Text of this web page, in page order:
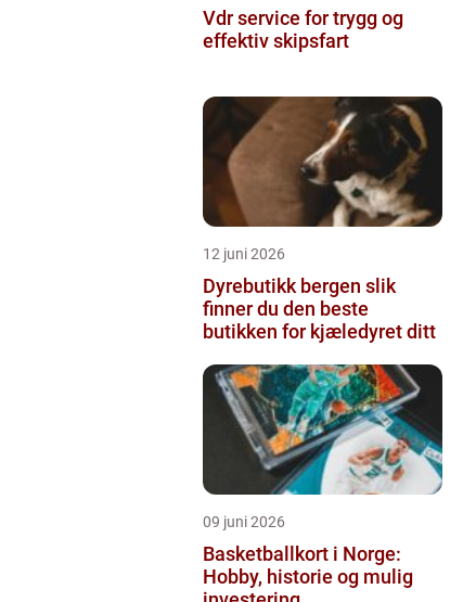
Vdr service for trygg og
effektiv skipsfart
12 juni 2026
Dyrebutikk bergen slik
finner du den beste
butikken for kjæledyret ditt
09 juni 2026
Basketballkort i Norge:
Hobby, historie og mulig